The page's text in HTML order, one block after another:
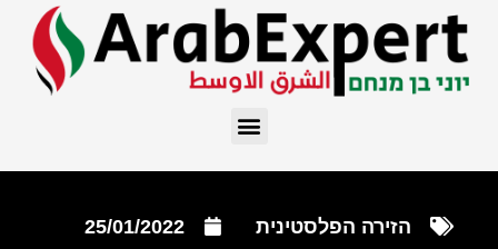
הזירה הפלסטינית 25/01/2022